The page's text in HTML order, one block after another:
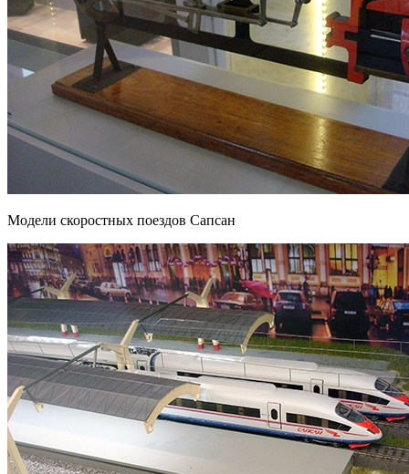
Модели скоростных поездов Сапсан